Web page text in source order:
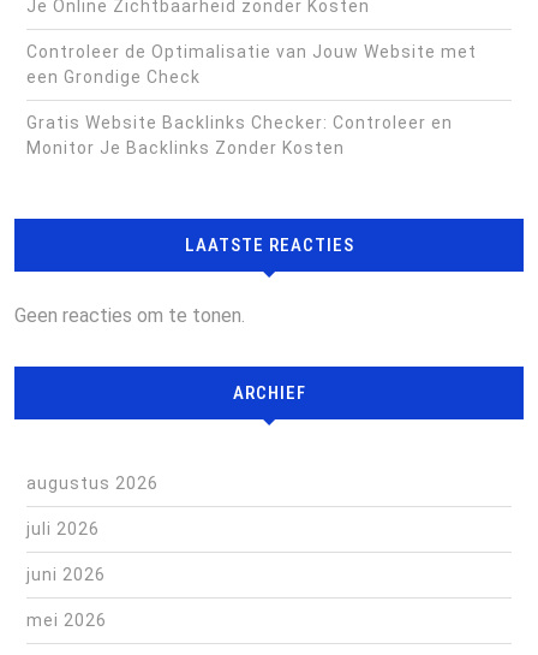
Je Online Zichtbaarheid zonder Kosten
Controleer de Optimalisatie van Jouw Website met
een Grondige Check
Gratis Website Backlinks Checker: Controleer en
Monitor Je Backlinks Zonder Kosten
LAATSTE REACTIES
Geen reacties om te tonen.
ARCHIEF
augustus 2026
juli 2026
juni 2026
mei 2026